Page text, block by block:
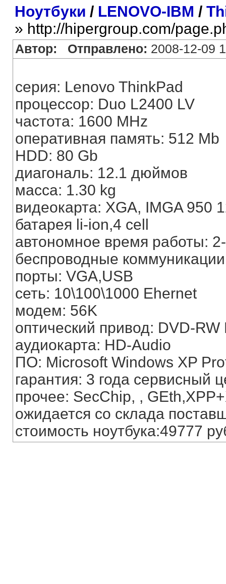
Ноутбуки / LENOVO-IBM /
» http://hipergroup.com/
Автор: Отправлено: 2008-12-09
серия: Lenovo ThinkPad
процессор: Duo L2400 LV
частота: 1600 MHz
оперативная память: 512 Mb
HDD: 80 Gb
диагональ: 12.1 дюймов
масса: 1.30 kg
видеокарта: XGA, IMGA 950
батарея li-ion,4 cell
автономное время работы:
беспроводные
порты: VGA,USB
сеть: 10\100\1000 Ehernet
модем: 56K
оптический привод: DVD-
аудиокарта: HD-Audio
ПО: Microsoft Windows XP
гарантия: 3 года сервисный
прочее: SecChip, ,
ожидается со склада
стоимость ноутбука:49777